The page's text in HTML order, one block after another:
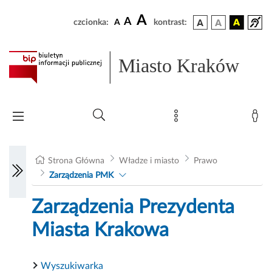
czcionka: A A A kontrast:
Miasto Kraków
Strona Główna Władze i miasto
Prawo
Zarządzenia PMK
Zarządzenia Prezydenta
Miasta Krakowa
Wyszukiwarka